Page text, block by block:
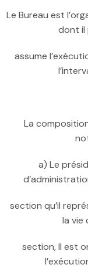
Le Bureau est
dont il
assume
La
a) Le
section qu’il
la vie
section, Il est